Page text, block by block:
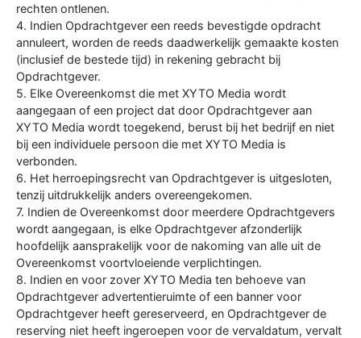
rechten ontlenen.
4. Indien Opdrachtgever een reeds bevestigde opdracht
annuleert, worden de reeds daadwerkelijk gemaakte kosten
(inclusief de bestede tijd) in rekening gebracht bij
Opdrachtgever.
5. Elke Overeenkomst die met XYTO Media wordt
aangegaan of een project dat door Opdrachtgever aan
XYTO Media wordt toegekend, berust bij het bedrijf en niet
bij een individuele persoon die met XYTO Media is
verbonden.
6. Het herroepingsrecht van Opdrachtgever is uitgesloten,
tenzij uitdrukkelijk anders overeengekomen.
7. Indien de Overeenkomst door meerdere Opdrachtgevers
wordt aangegaan, is elke Opdrachtgever afzonderlijk
hoofdelijk aansprakelijk voor de nakoming van alle uit de
Overeenkomst voortvloeiende verplichtingen.
8. Indien en voor zover XYTO Media ten behoeve van
Opdrachtgever advertentieruimte of een banner voor
Opdrachtgever heeft gereserveerd, en Opdrachtgever de
reserving niet heeft ingeroepen voor de vervaldatum, vervalt